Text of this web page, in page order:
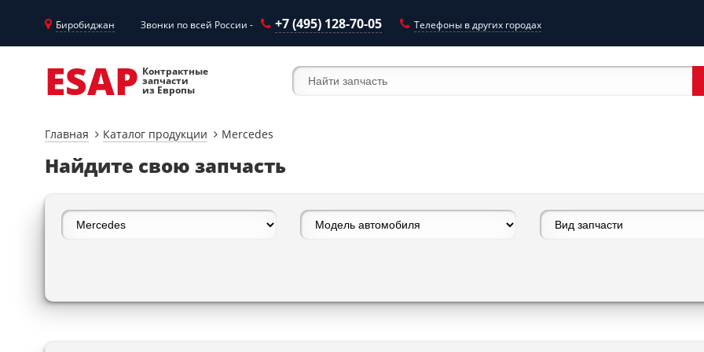
Биробиджан Звонки по всей России - +7 (495) 128-70-05 Телефоны в других городах
ESAP Контрактные
запчасти
из Европы
Главная Каталог продукции Mercedes
Найдите свою запчасть